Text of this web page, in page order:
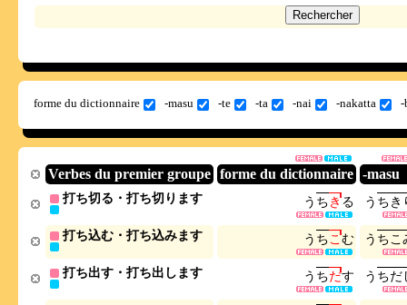
forme du dictionnaire -masu -te -ta -nai -nakatta -
Verbes du premier groupe forme du dictionnaire -masu
打ち切る・打ち切ります う ちきる う ちき
打ち込む・打ち込みます う ちこむ う ちこ
打ち出す・打ち出します う ちだす う ちだ